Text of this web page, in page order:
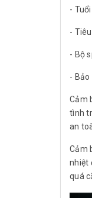
-
-
- Bộ
-
Cảm
tình
an
Cảm
nhiệt
quá